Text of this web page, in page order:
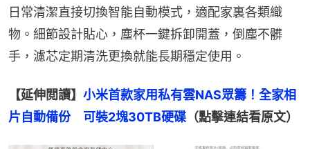
日常清潔直接切換智能自動模式，適配家裏各類織
物。細節設計貼心，塵杯一鍵拆卸開蓋，倒塵不髒
手，濾芯定期清洗更換就能長期穩定使用。
【延伸閲讀】 小米首款家用私有雲NAS眾籌！全家相
片自動備份　可裝2塊30TB硬碟 （點擊連結看原文）